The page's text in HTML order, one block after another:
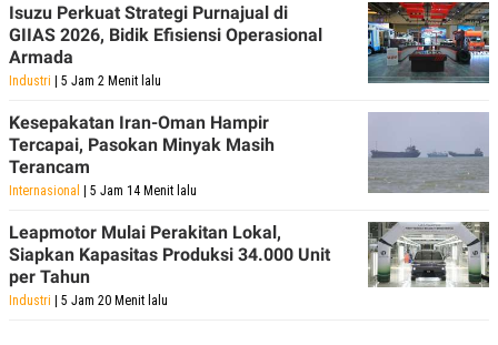
Isuzu Perkuat Strategi Purnajual di
GIIAS 2026, Bidik Efisiensi Operasional
Armada
Industri | 5 Jam 2 Menit lalu
Kesepakatan Iran-Oman Hampir
Tercapai, Pasokan Minyak Masih
Terancam
Internasional | 5 Jam 14 Menit lalu
Leapmotor Mulai Perakitan Lokal,
Siapkan Kapasitas Produksi 34.000 Unit
per Tahun
Industri | 5 Jam 20 Menit lalu